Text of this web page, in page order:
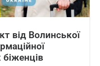
від Волинської